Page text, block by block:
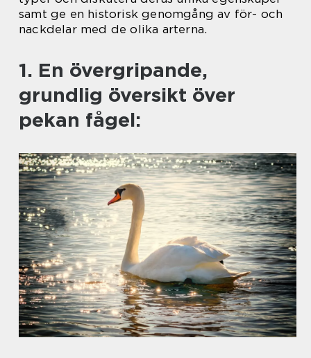
samt ge en historisk genomgång av för- och
nackdelar med de olika arterna.
1. En övergripande,
grundlig översikt över
pekan fågel: